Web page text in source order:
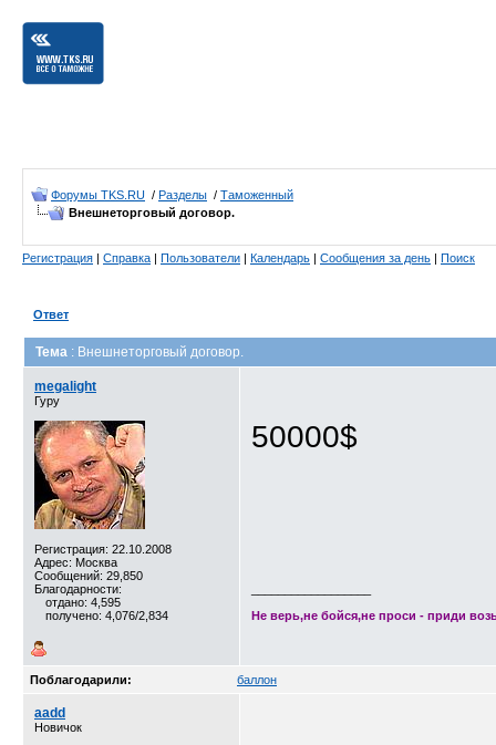
Форумы TKS.RU / Разделы / Таможенный
Внешнеторговый договор.
Регистрация | Справка | Пользователи | Календарь | Сообщения за день | Поиск
Ответ
Тема : Внешнеторговый договор.
megalight
Гуру
Регистрация: 22.10.2008
Адрес: Москва
Сообщений: 29,850
Благодарности:
отдано: 4,595
получено: 4,076/2,834
50000$
Не верь,не бойся,не проси - приди
Поблагодарили: баллон
aadd
Новичок